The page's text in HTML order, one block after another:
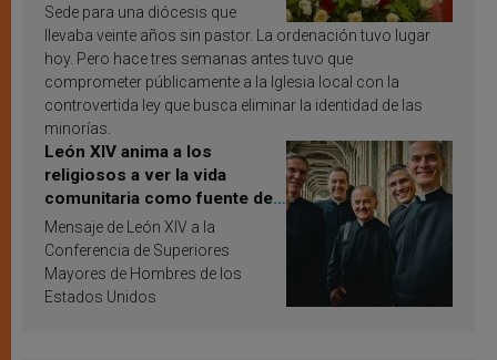
Sede para una diócesis que
llevaba veinte años sin pastor. La ordenación tuvo lugar
hoy. Pero hace tres semanas antes tuvo que
comprometer públicamente a la Iglesia local con la
controvertida ley que busca eliminar la identidad de las
minorías.
León XIV anima a los
religiosos a ver la vida
comunitaria como fuente de
inspiración y santificación
Mensaje de León XIV a la
Conferencia de Superiores
Mayores de Hombres de los
Estados Unidos